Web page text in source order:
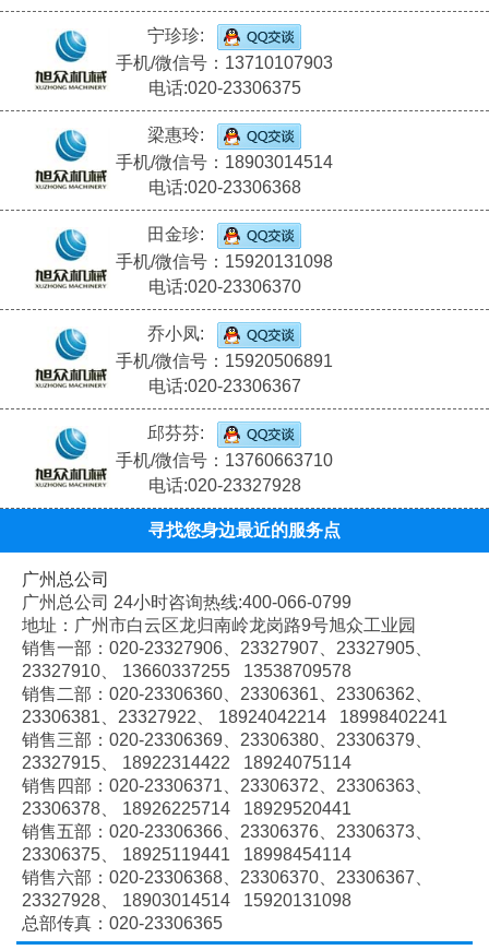
宁珍珍:
手机/微信号：13710107903
电话:020-23306375
梁惠玲:
手机/微信号：18903014514
电话:020-23306368
田金珍:
手机/微信号：15920131098
电话:020-23306370
乔小凤:
手机/微信号：15920506891
电话:020-23306367
邱芬芬:
手机/微信号：13760663710
电话:020-23327928
寻找您身边最近的服务点
广州总公司
广州总公司 24小时咨询热线:400-066-0799
地址：广州市白云区龙归南岭龙岗路9号旭众工业园
销售一部：020-23327906、 23327907、 23327905、
23327910、
13660337255 13538709578
销售二部：020-23306360、 23306361、 23306362、
23306381、 23327922、
18924042214 18998402241
销售三部：020-23306369、 23306380、 23306379、
23327915、
18922314422 18924075114
销售四部：020-23306371、 23306372、 23306363、
23306378、
18926225714 18929520441
销售五部：020-23306366、 23306376、 23306373、
23306375、
18925119441 18998454114
销售六部：020-23306368、 23306370、 23306367、
23327928、
18903014514 15920131098
总部传真：020-23306365